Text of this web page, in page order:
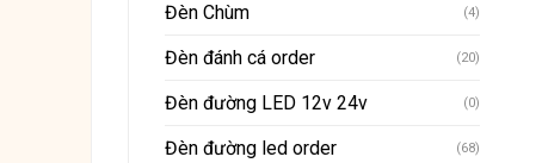
Đèn Chùm (4)
Đèn đánh cá order (20)
Đèn đường LED 12v 24v (0)
Đèn đường led order (68)